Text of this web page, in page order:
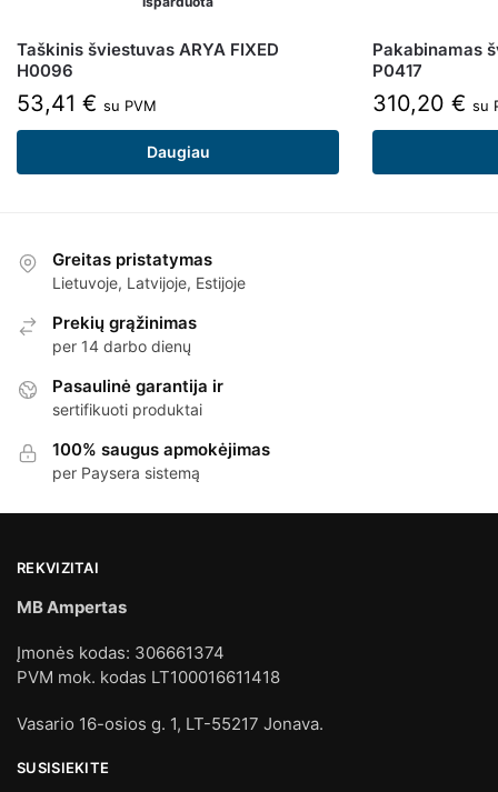
Taškinis šviestuvas ARYA FIXED
H0096
53,41 € su PVM
Daugiau
Pakabinamas
P0417
310,20 € su
Greitas pristatymas
Lietuvoje, Latvijoje, Estijoje
Prekių grąžinimas
per 14 darbo dienų
Pasaulinė garantija ir
sertifikuoti produktai
100% saugus apmokėjimas
per Paysera sistemą
REKVIZITAI
MB Ampertas
Įmonės kodas: 306661374
PVM mok. kodas LT100016611418
Vasario 16-osios g. 1, LT-55217 Jonava.
SUSISIEKITE